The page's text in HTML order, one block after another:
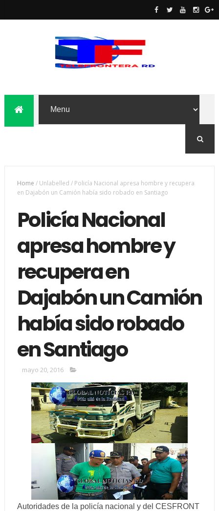
Home /Unlabelled / Policía Nacional apresa hombre y recupera
en Dajabón un Camión había sido robado en Santiago
Policía Nacional
apresa hombre y
recupera en
Dajabón un Camión
había sido robado
en Santiago
mayo 20, 2016
Autoridades de la policía nacional y del CESFRONT